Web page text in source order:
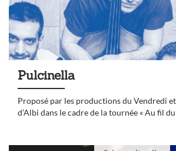
Pulcinella
Proposé par les productions du Vendredi
d’Albi dans le cadre de la tournée « Au fil du